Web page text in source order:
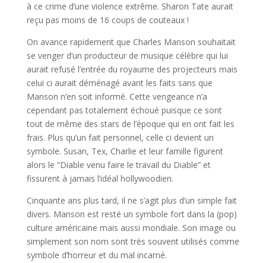
à ce crime d’une violence extrême. Sharon Tate aurait
reçu pas moins de 16 coups de couteaux !
On avance rapidement que Charles Manson souhaitait
se venger d’un producteur de musique célèbre qui lui
aurait refusé l’entrée du royaume des projecteurs mais
celui ci aurait déménagé avant les faits sans que
Manson n’en soit informé. Cette vengeance n’a
cependant pas totalement échoué puisque ce sont
tout de même des stars de l’époque qui en ont fait les
frais. Plus qu’un fait personnel, celle ci devient un
symbole. Susan, Tex, Charlie et leur famille figurent
alors le “Diable venu faire le travail du Diable” et
fissurent à jamais l’idéal hollywoodien.
Cinquante ans plus tard, il ne s’agit plus d’un simple fait
divers. Manson est resté un symbole fort dans la (pop)
culture américaine mais aussi mondiale. Son image ou
simplement son nom sont très souvent utilisés comme
symbole d’horreur et du mal incarné.